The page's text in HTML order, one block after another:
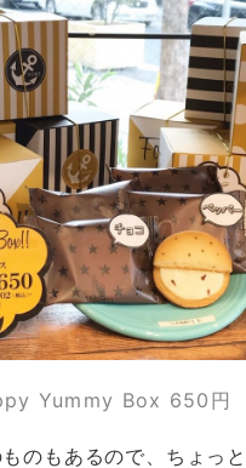
Yummy Box 650円
のもあるので、ちょっ